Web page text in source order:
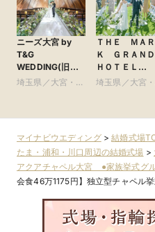
ニーズ大宮 by
T&G
WEDDING(旧
アーヴェリール迎
埼玉県／大宮・さ
ＴＨＥ ＭＡＲ
Ｋ ＧＲＡＮ
ＨＯＴＥＬ
●Plan・Do・
埼玉県／大宮・
マイナビウエディング>結婚式場
たま・浦和・川口周辺の結婚式場 >
アクアチャペル大宮 ●家族挙式グ
会食46万1175円】独立型チャペル